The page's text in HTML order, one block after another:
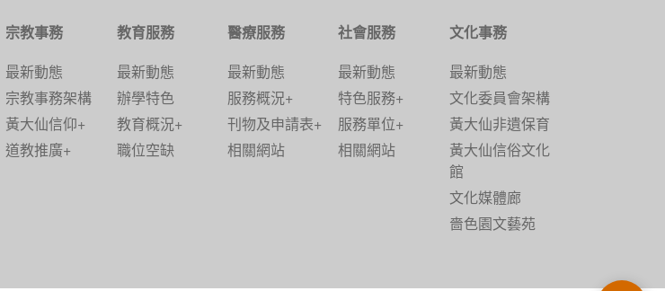
宗教事務
最新動態
宗教事務架構
黃大仙信仰+
道教推廣+
教育服務
最新動態
辦學特色
教育概況+
職位空缺
醫療服務
最新動態
服務概況+
刊物及申請表+
相關網站
社會服務
最新動態
特色服務+
服務單位+
相關網站
文化事務
最新動態
文化委員會架構
黃大仙非遺保育
黃大仙信俗文化
館
文化媒體廊
嗇色園文藝苑